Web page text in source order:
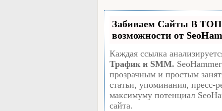
Забиваем Сайты В
возможности от
Каждая ссылка
Трафик и SMM.
прозрачным и простым
статьи, упоминания, пресс-
максимуму потенциал
сайта.